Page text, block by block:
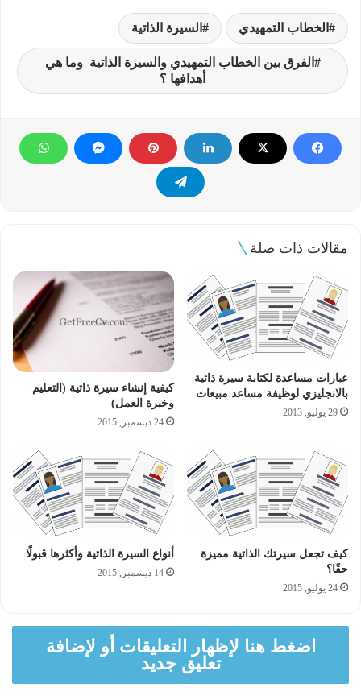
الخطاب التمهيدي السيرة الذاتية
الفرق بين الخطاب التمهيدي والسيرة الذاتية وما هي
أهدافها ؟
مقالات ذات صلة
عبارات مساعدة لكتابة سيرة ذاتية
بالانجليزي لوظيفة مساعد مبيعات
29 يوليو, 2013
كيفية إنشاء سيرة ذاتية (التعليم
وخبرة العمل)
24 ديسمبر, 2015
كيف تجعل سيرتك الذاتية مميزة
حقًا؟
24 يوليو, 2015
أنواع السيرة الذاتية وأكثرها قبولًا
14 ديسمبر, 2015
اضغط هنا لإظهار التعليقات أو لإضافة
تعليق جديد